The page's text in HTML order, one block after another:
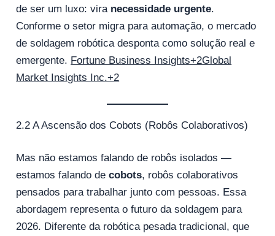
de ser um luxo: vira necessidade urgente.
Conforme o setor migra para automação, o mercado
de soldagem robótica desponta como solução real e
emergente. Fortune Business Insights+2Global
Market Insights Inc.+2
2.2 A Ascensão dos Cobots (Robôs Colaborativos)
Mas não estamos falando de robôs isolados —
estamos falando decobots, robôs colaborativos
pensados para trabalhar junto com pessoas. Essa
abordagem representa o futuro da soldagem para
2026. Diferente da robótica pesada tradicional, que